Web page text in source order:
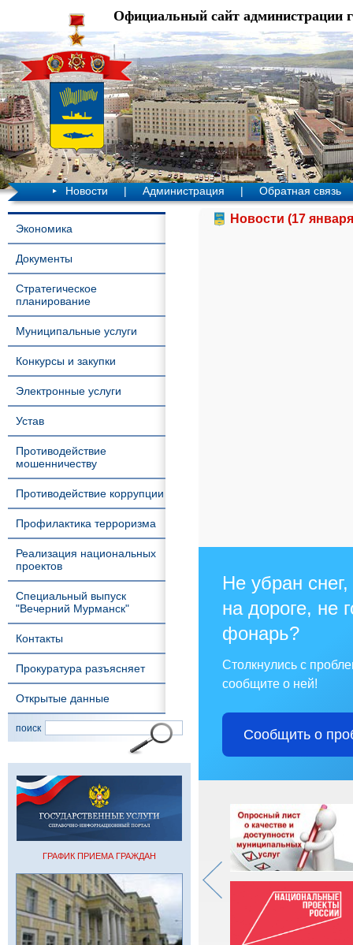
Официальный сайт администрации
Новости | Администрация | Обратная связь
Экономика
Документы
Стратегическое
планирование
Муниципальные услуги
Конкурсы и закупки
Электронные услуги
Устав
Противодействие
мошенничеству
Противодействие коррупции
Профилактика терроризма
Реализация национальных
проектов
Специальный выпуск
"Вечерний Мурманск"
Контакты
Прокуратура разъясняет
Открытые данные
поиск
ГРАФИК ПРИЕМА ГРАЖДАН
Новости (17
Не убран
на дороге, не
фонарь?
Столкнулись с
сообщите о ней!
Сообщить о